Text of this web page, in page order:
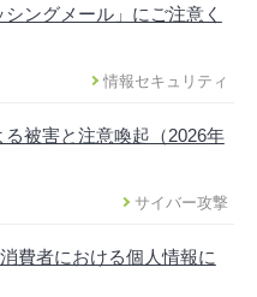
シングメール」にご注意く
情報セキュリティ
被害と注意喚起（2026年
サイバー攻撃
消費者における個人情報に